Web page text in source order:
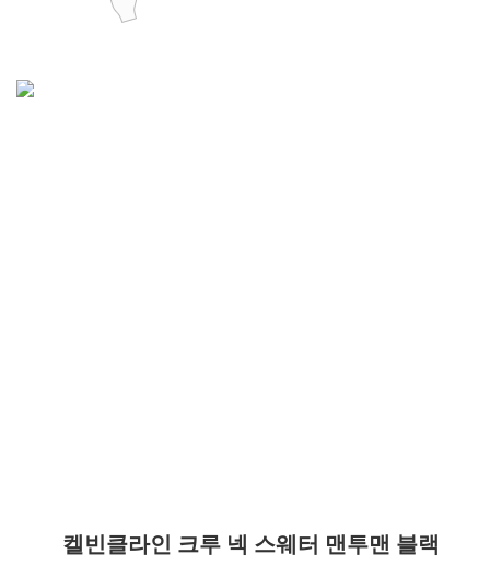
켈빈클라인 크루 넥 스웨터 맨투맨 블랙